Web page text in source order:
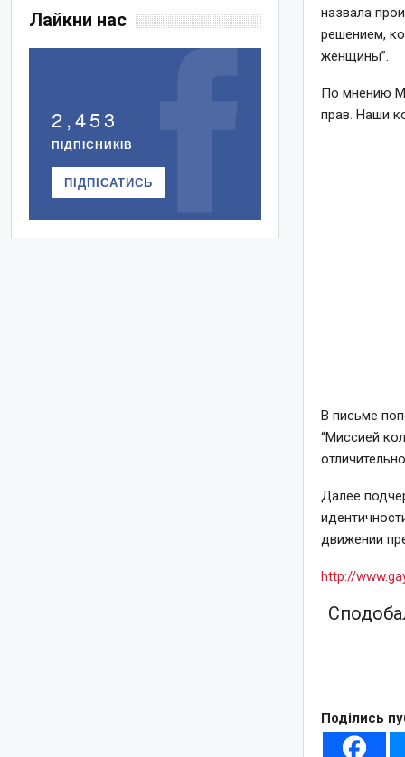
назвала
решением,
женщины”.
По мнению
прав. Наши
В письме
“Миссией
Далее
движении
http://
Поділись
Лайкни нас
2,453
ПІДПІСНИКІВ
ПІДПІСАТИСЬ